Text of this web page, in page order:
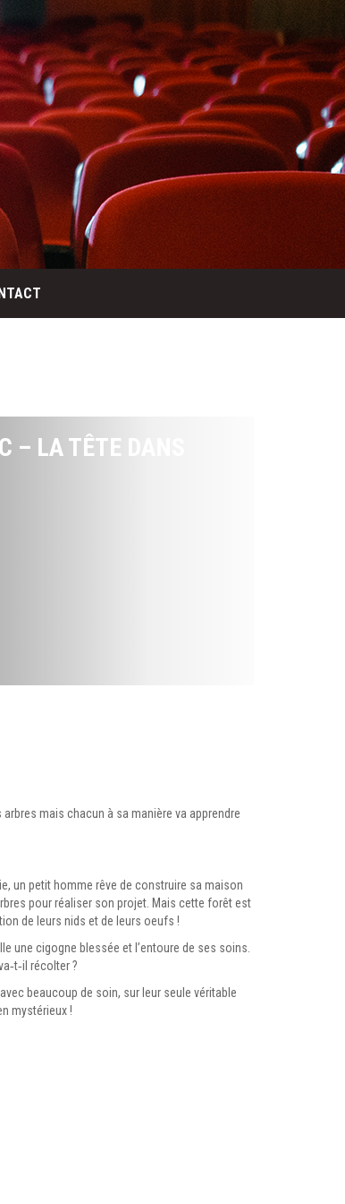
– LA TÊTE DANS
mais chacun à sa manière va apprendre
un petit homme rêve de construire sa maison
pour réaliser son projet. Mais cette forêt est
de leurs nids et de leurs oeufs !
une cigogne blessée et l’entoure de ses soins.
récolter ?
beaucoup de soin, sur leur seule véritable
mystérieux !